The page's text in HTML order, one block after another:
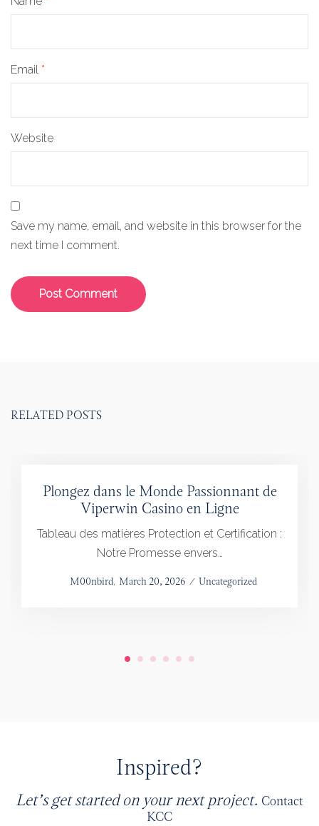
Email *
Website
Save my name, email, and website in this browser for the
next time I comment.
RELATED POSTS
Plongez dans le Monde Passionnant de
Viperwin Casino en Ligne
Tableau des matières Protection et Certification :
Notre Promesse envers…
byM00nbird Posted
March 20, 2026
Posted
Uncategorized
Inspired?
Let’s get started on your next project. Contact
KCC